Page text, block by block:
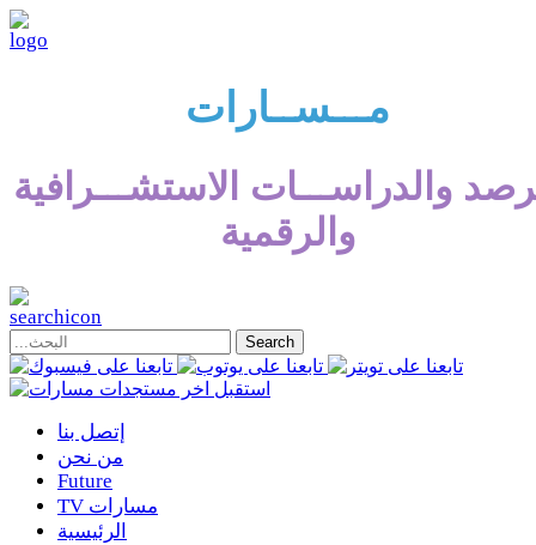
مـــســارات
والدراســـات الاستشـــرافية
والرقمية
إتصل بنا
من نحن
Future
TV مسارات
الرئيسية